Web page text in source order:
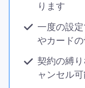
ります
一度の設
やカード
契約の縛
ャンセル